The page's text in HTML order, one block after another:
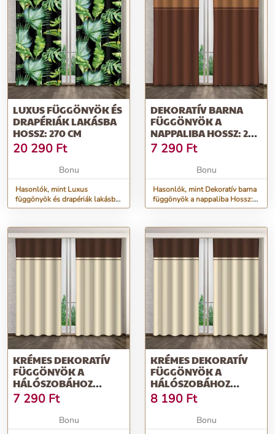
LUXUS FÜGGÖNYÖK ÉS
DRAPÉRIÁK LAKÁSBA
HOSSZ: 270 CM
20 290 Ft
Bonu
Hasonlók, mint Luxus
függönyök és drapériák lakásba
Hossz: 270 cm
DEKORATÍV BARNA
FÜGGÖNYÖK A
NAPPALIBA HOSSZ: 250
CM
7 290 Ft
Bonu
Hasonlók, mint Dekoratív barna
függönyök a nappaliba Hossz:
250 cm
KRÉMES DEKORATÍV
FÜGGÖNYÖK A
HÁLÓSZOBÁHOZ
HOSSZ: 250 CM
7 290 Ft
Bonu
KRÉMES DEKORATÍV
FÜGGÖNYÖK A
HÁLÓSZOBÁHOZ
HOSSZ: 270 CM
8 190 Ft
Bonu